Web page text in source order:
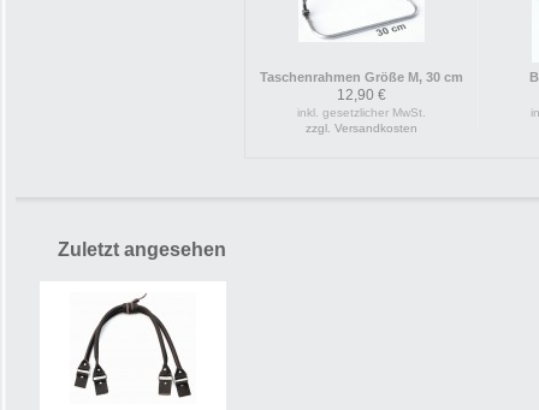
Taschenrahmen Größe M, 30 cm
12,90 €
inkl. gesetzlicher MwSt.
zzgl. Versandkosten
Zuletzt angesehen